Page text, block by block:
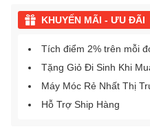
KHUYẾN MÃI - ƯU ĐÃI
Tích điểm 2% trên mỗi
Tặng Giỏ Đi Sinh Khi
Máy Móc Rẻ Nhất Thị
Hỗ Trợ Ship Hàng